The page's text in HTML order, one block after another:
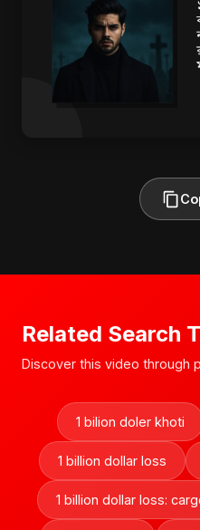
Related Search
Discover this video through
1 bilion doler khoti
1 billion dollar loss
1 billion dollar loss: